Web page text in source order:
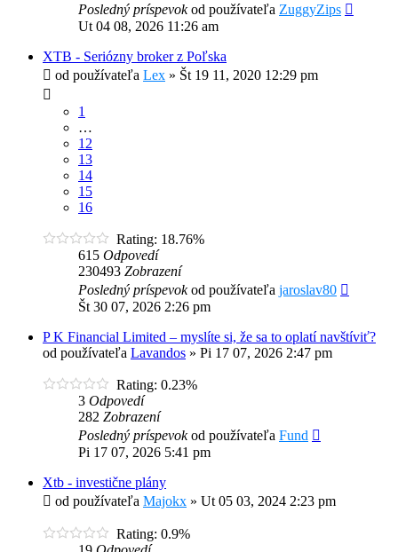
Posledný príspevokod používateľa ZuggyZips
Ut 04 08, 2026 11:26 am
XTB - Seriózny broker z Poľska
od používateľa Lex » Št 19 11, 2020 12:29 pm
1
…
12
13
14
15
16
Rating: 18.76%
615 Odpovedí
230493 Zobrazení
Posledný príspevokod používateľa jaroslav80
Št 30 07, 2026 2:26 pm
P K Financial Limited – myslíte si, že sa to oplatí navštíviť?
od používateľa Lavandos » Pi 17 07, 2026 2:47 pm
Rating: 0.23%
3 Odpovedí
282 Zobrazení
Posledný príspevokod používateľa Fund
Pi 17 07, 2026 5:41 pm
Xtb - investične plány
od používateľa Majokx » Ut 05 03, 2024 2:23 pm
Rating: 0.9%